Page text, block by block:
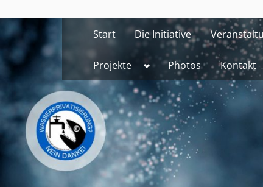
to
content
Start Die Initiative
Projekte Toggle
menu
Photos Kontakt